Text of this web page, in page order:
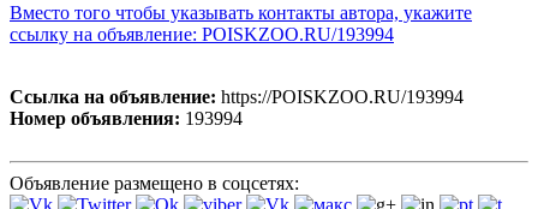
Вместо того чтобы указывать контакты автора, укажите
ссылку на объявление: POISKZOO.RU/193994
Ссылка на объявление: https://POISKZOO.RU/193994
Номер объявления: 193994
Объявление размещено в соцсетях: